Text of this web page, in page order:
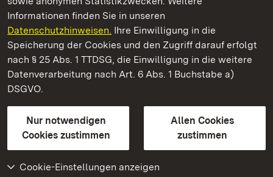
Informationen finden Sie in unseren
Datenschutzhinweisen. Ihre Einwilligung in die
Speicherung der Cookies und den Zugriff darauf erfolgt
nach § 25 Abs. 1 TTDSG, die Einwilligung in die weitere
Datenverarbeitung nach Art. 6 Abs. 1 Buchstabe a)
DSGVO.
Nur notwendigen
Cookies zustimmen
Allen Cookies
zustimmen
Cookie-Einstellungen anzeigen
Staatliche Schlösser und Gärten Baden‑Württemberg
Staatliche Schlösser und Gärten Baden-Württemberg
Kontakt
GebärdenspracheLeichte Sprache
Erklärung zur Barrierefreiheit
BITV-konform (geprüfte Seiten)
Weiteres